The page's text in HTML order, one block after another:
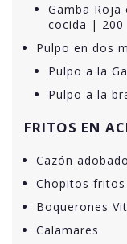
Gamba Roja
cocida | 200
Pulpo en dos
Pulpo a la
Pulpo a la
FRITOS EN
Cazón adobado
Chopitos fritos
Boquerones
Calamares